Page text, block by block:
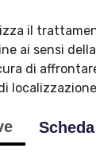
il
ai sensi
di
localizzazione